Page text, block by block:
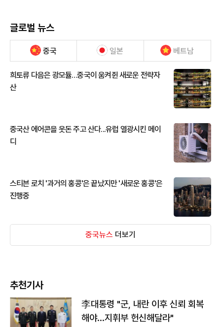
글로벌 뉴스
중국 일본 베트남
희토류 다음은 광모듈…중국이 움켜쥔 새로운 전략자
산
중국산 에어콘을 웃돈 주고 산다...유럽 열광시킨 메이
디
스티븐 로치 '과거의 홍콩'은 끝났지만 '새로운 홍콩'은
진행중
중국뉴스 더보기
추천기사
李대통령 "군, 내란 이후 신뢰 회복
해야…지휘부 헌신해달라"